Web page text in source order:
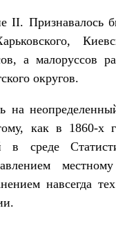
II. Признавалось
а малоруссов
округов.
на
как в 1860-х
в среде
навсегда